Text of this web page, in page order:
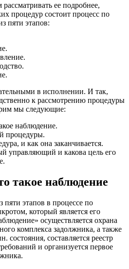
ее подробнее,
процедур состоит процесс по
пяти этапов:
в исполнении. И так,
к рассмотрению процедуры
мы следующие:
наблюдение.
процедуры.
и как она заканчивается.
управляющий и какова цель его
такое наблюдение
этапов в процессе по
который является его
осуществляется охрана
комплекса задолжника, а также
состояния, составляется реестр
и организуется первое